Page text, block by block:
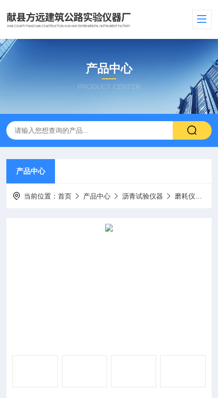
产品中心
PRODUCT CENTER
产品中心
当前位置：首页 产品中心 沥青试验仪器 磨耗仪